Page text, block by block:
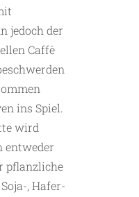
jedoch der
Caffè
ins Spiel.
wird
entweder
pflanzliche
, Hafer-